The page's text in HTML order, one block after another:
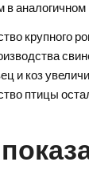
в
крупного
и коз
птицы